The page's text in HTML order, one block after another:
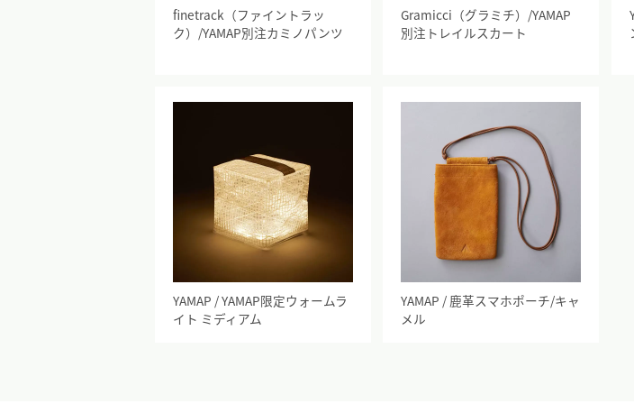
finetrack（ファイントラッ
ク）/YAMAP別注カミノパンツ
Gramicci（グラミチ）/YAMAP
別注トレイルスカート
YAMAP / YAMAP限定ウォームラ
イト ミディアム
YAMAP / 鹿革スマホポーチ/キャ
メル